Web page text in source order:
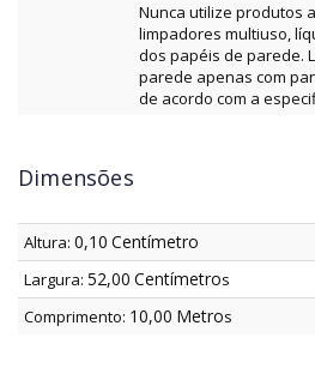
Nunca utilize produtos
limpadores multiuso,
dos papéis de parede.
parede apenas com
de acordo com a
Dimensões
Altura: 0,10 Centímetro
Largura: 52,00 Centímetros
Comprimento: 10,00 Metros